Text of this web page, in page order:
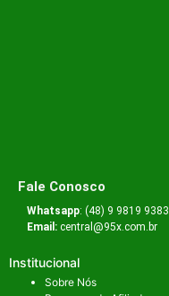
Fale Conosco
Whatsapp: (48) 9 9819 9383
Email: central@95x.com.br
Institucional
Sobre Nós